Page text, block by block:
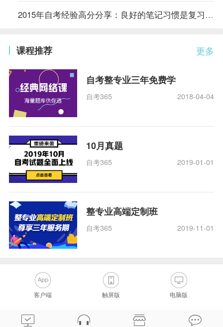
2015年自考经验高分分享：良好的笔记习惯是复习的关键
更多
课程推荐
自考整专业三年免费学
自考365 2018-04-04
10月真题
自考365 2019-01-01
整专业高端定制班
自考365 2019-11-01
客户端 触屏版 电脑版